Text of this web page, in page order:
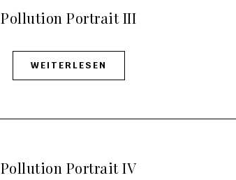
Pollution Portrait III
WEITERLESEN
Pollution Portrait IV